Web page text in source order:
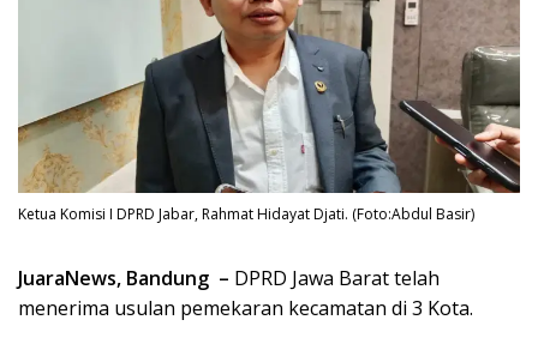
Ketua Komisi I DPRD Jabar, Rahmat Hidayat Djati. (Foto:Abdul Basir)
JuaraNews, Bandung – DPRD Jawa Barat telah
menerima usulan pemekaran kecamatan di 3 Kota.